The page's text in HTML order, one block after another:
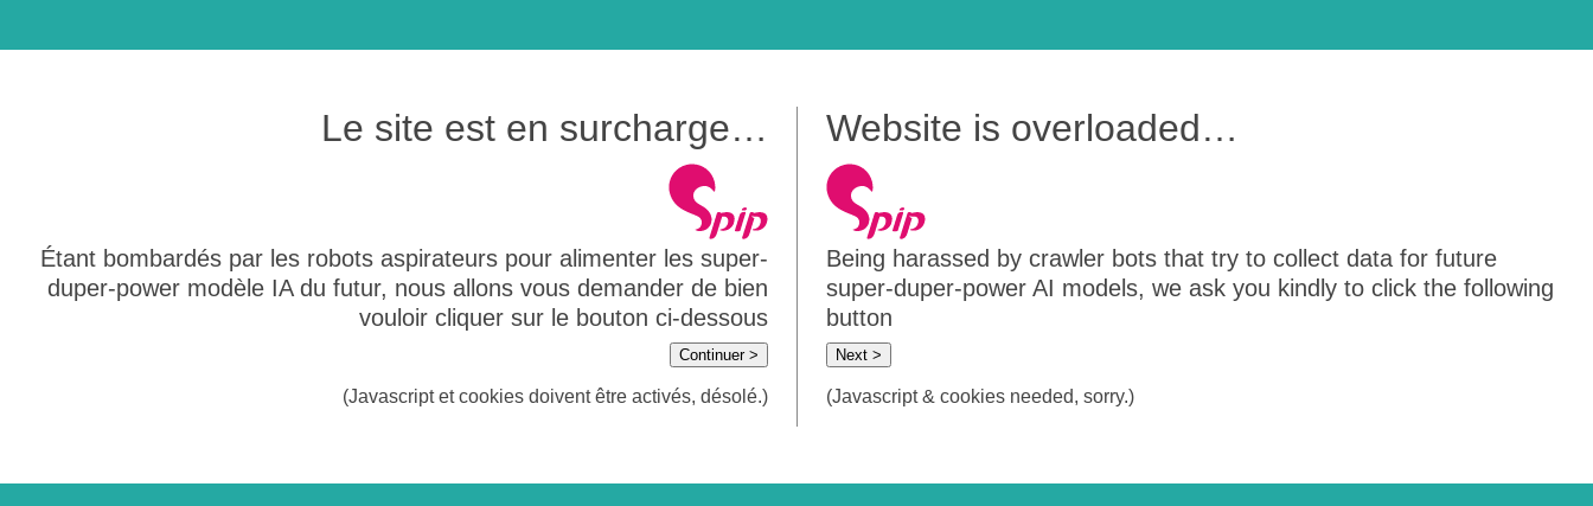
Le site est en surcharge…
Étant bombardés par les robots aspirateurs pour alimenter les super-
duper-power modèle IA du futur, nous allons vous demander de bien
vouloir cliquer sur le bouton ci-dessous
Continuer >
(Javascript et cookies doivent être activés, désolé.)
Website is overloaded…
Being harassed by crawler bots that try to collect data for future
super-duper-power AI models, we ask you kindly to click the following
button
Next >
(Javascript & cookies needed, sorry.)